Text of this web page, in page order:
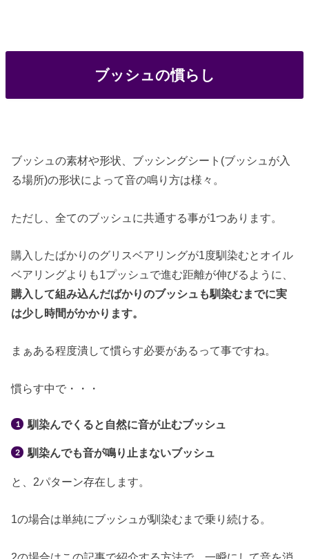
ブッシュの慣らし
ブッシュの素材や形状、ブッシングシート(ブッシュが入
る場所)の形状によって音の鳴り方は様々。
ただし、全てのブッシュに共通する事が1つあります。
購入したばかりのグリスベアリングが1度馴染むとオイル
ベアリングよりも1プッシュで進む距離が伸びるように、
購入して組み込んだばかりのブッシュも馴染むまでに実
は少し時間がかかります。
まぁある程度潰して慣らす必要があるって事ですね。
慣らす中で・・・
馴染んでくると自然に音が止むブッシュ
馴染んでも音が鳴り止まないブッシュ
と、2パターン存在します。
1の場合は単純にブッシュが馴染むまで乗り続ける。